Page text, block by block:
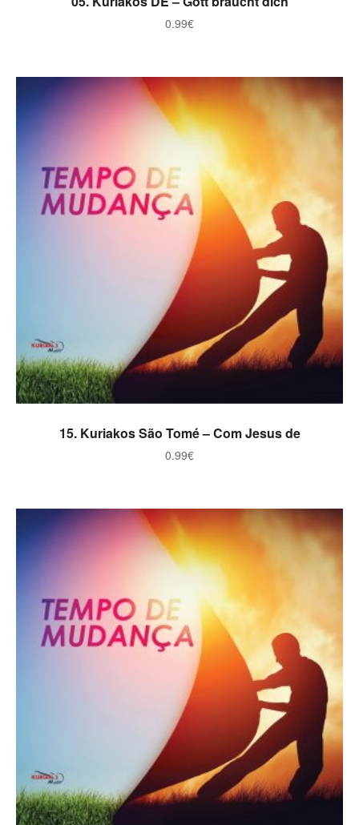
0.99€
ADICIONAR
15. Kuriakos São Tomé – Com Jesus de
0.99€